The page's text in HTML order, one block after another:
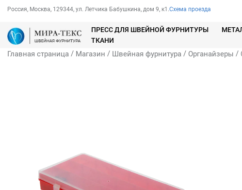
Россия, Москва, 129344, ул. Летчика Бабушкина, дом 9, к1.Схема проезда
ПРЕСС ДЛЯ ШВЕЙНОЙ ФУРНИТУРЫ
ТКАНИ
Главная страница / Магазин / Швейная фурнитура / Органайзеры /